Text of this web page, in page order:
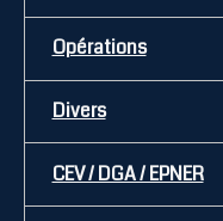
Opérations
Divers
CEV / DGA / EPNER